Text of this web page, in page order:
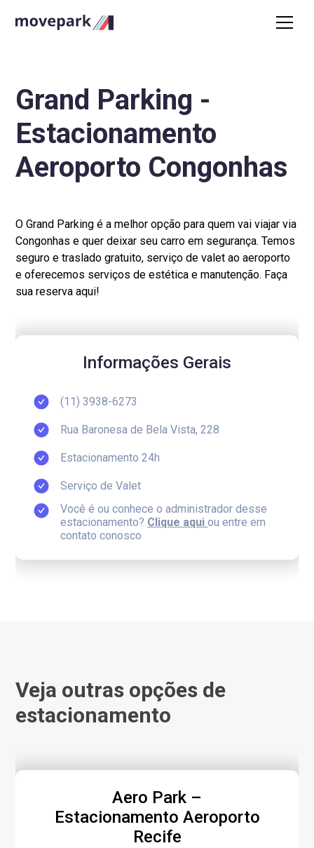
Grand Parking -
Estacionamento
Aeroporto Congonhas
O Grand Parking é a melhor opção para quem vai viajar via
Congonhas e quer deixar seu carro em segurança. Temos
seguro e traslado gratuito, serviço de valet ao aeroporto
e oferecemos serviços de estética e manutenção. Faça
sua reserva aqui!
Informações Gerais
(11) 3938-6273
Rua Baronesa de Bela Vista, 228
Estacionamento 24h
Serviço de Valet
Você é ou conhece o administrador desse
estacionamento? Clique aquiou entre em
contato conosco
Veja outras opções de
estacionamento
Aero Park –
Estacionamento Aeroporto
Recife